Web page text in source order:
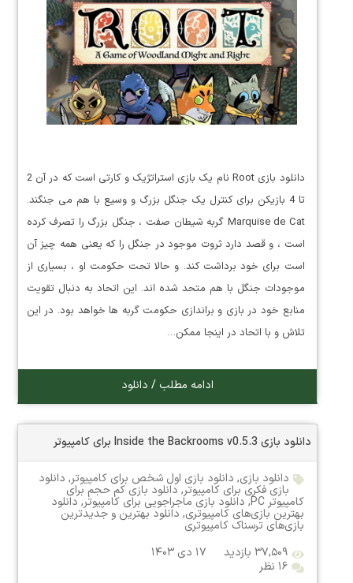
دانلود بازی Root نام یک بازی استراتژیک و کارتی است که در آن 2
تا 4 بازیکن برای کنترل یک جنگل بزرگ و وسیع با هم می جنگند.
Marquise de Cat گربه شیطان صفت ، جنگل بزرگ را تصرف کرده
است ، و قصد دارد ثروت موجود در جنگل را که یعنی همه چیز آن
است برای خود برداشت کند. و حالا تحت حکومت او ، بسیاری از
موجودات جنگل با هم متحد شده اند. این اتحاد به دنبال تقویت
منابع خود در بازی و براندازی حکومت گربه ها خواهد بود. در این
تلاش و با اتحاد در اینجا ممکن…
ادامه مطلب / دانلود
دانلود بازی Inside the Backrooms v0.5.3 برای کامپیوتر
دانلود بازی, دانلود بازی اول شخص برای کامپیوتر, دانلود
بازی فکری برای کامپیوتر, دانلود بازی کم حجم برای
کامپیوتر PC , دانلود بازی ماجراجویی برای کامپیوتر, دانلود
بهترین بازی‌های کامپیوتری, دانلود بهترین و جدیدترین
بازی‌های ترسناک کامپیوتری
۳۷,۵۰۹ بازدید
۱۷ دی ۱۴۰۳
۱۶ نظر